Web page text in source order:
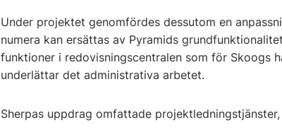
Under projektet genomfördes dessutom en
numera kan ersättas av Pyramids
funktioner i redovisningscentralen som för Skoogs
underlättar det administrativa arbetet.
Sherpas uppdrag omfattade